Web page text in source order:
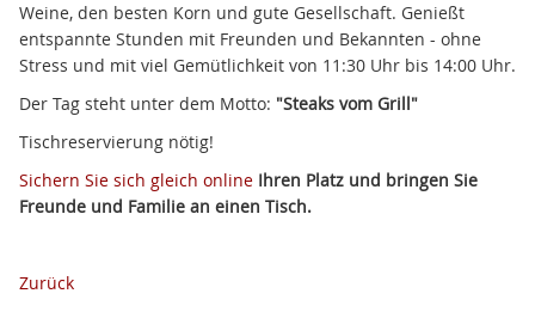
Weine, den besten Korn und gute Gesellschaft. Genießt
entspannte Stunden mit Freunden und Bekannten - ohne
Stress und mit viel Gemütlichkeit von 11:30 Uhr bis 14:00 Uhr.
Der Tag steht unter dem Motto: "Steaks vom Grill"
Tischreservierung nötig!
Sichern Sie sich gleich online Ihren Platz und bringen Sie
Freunde und Familie an einen Tisch.
Zurück